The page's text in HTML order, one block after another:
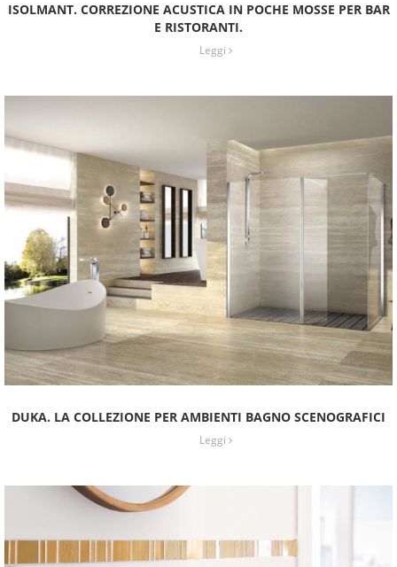
ISOLMANT. CORREZIONE ACUSTICA IN POCHE MOSSE PER BAR
E RISTORANTI.
Leggi
DUKA. LA COLLEZIONE PER AMBIENTI BAGNO SCENOGRAFICI
Leggi